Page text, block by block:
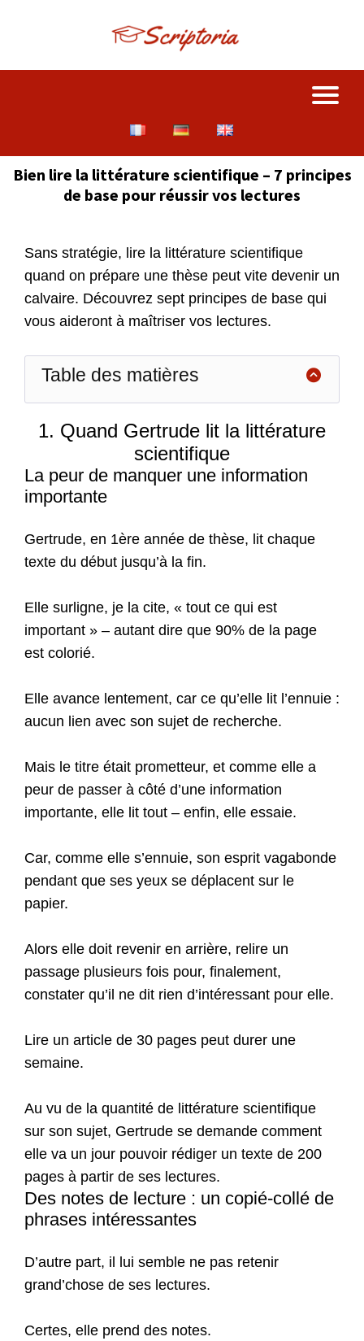
Bien lire la littérature scientifique – 7 principes
de base pour réussir vos lectures
Sans stratégie, lire la littérature scientifique
quand on prépare une thèse peut vite devenir un
calvaire. Découvrez sept principes de base qui
vous aideront à maîtriser vos lectures.
Table des matières
1. Quand Gertrude lit la littérature
scientifique
La peur de manquer une information
importante
Gertrude, en 1ère année de thèse, lit chaque
texte du début jusqu’à la fin.
Elle surligne, je la cite, « tout ce qui est
important » – autant dire que 90% de la page
est colorié.
Elle avance lentement, car ce qu’elle lit l’ennuie :
aucun lien avec son sujet de recherche.
Mais le titre était prometteur, et comme elle a
peur de passer à côté d’une information
importante, elle lit tout – enfin, elle essaie.
Car, comme elle s’ennuie, son esprit vagabonde
pendant que ses yeux se déplacent sur le
papier.
Alors elle doit revenir en arrière, relire un
passage plusieurs fois pour, finalement,
constater qu’il ne dit rien d’intéressant pour elle.
Lire un article de 30 pages peut durer une
semaine.
Au vu de la quantité de littérature scientifique
sur son sujet, Gertrude se demande comment
elle va un jour pouvoir rédiger un texte de 200
pages à partir de ses lectures.
Des notes de lecture : un copié-collé de
phrases intéressantes
D’autre part, il lui semble ne pas retenir
grand’chose de ses lectures.
Certes, elle prend des notes.